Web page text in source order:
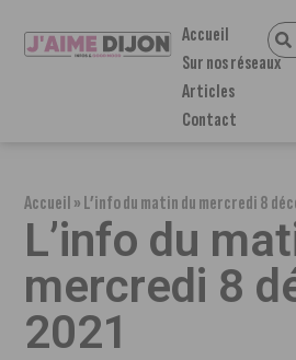
Accueil
Sur nos réseaux
Articles
Contact
Accueil»L’info du matin du mercredi 8
L’info du
mercredi 8
2021